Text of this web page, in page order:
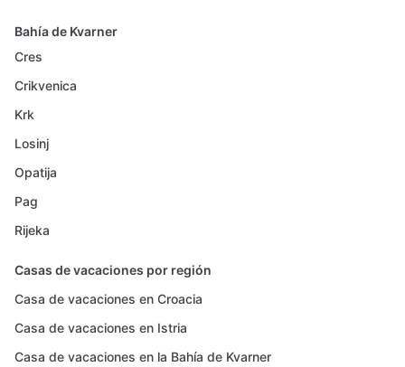
Bahía de Kvarner
Cres
Crikvenica
Krk
Losinj
Opatija
Pag
Rijeka
Casas de vacaciones por región
Casa de vacaciones en Croacia
Casa de vacaciones en Istria
Casa de vacaciones en la Bahía de Kvarner